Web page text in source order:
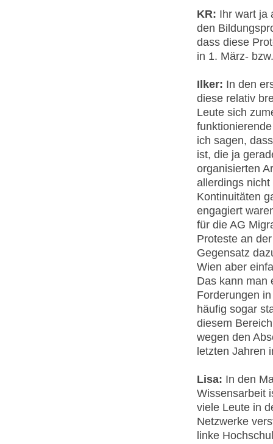
KR: Ihr wart ja
den
dass diese
in 1. März-
Ilker: In den
diese relativ
Leute sich
ich sagen,
ist, die ja
organisierten
allerdings
Kontinuitäten
engagiert
für die AG
Proteste an
Gegensatz
Wien aber
Das kann man
Forderungen
häufig sogar
diesem
wegen den
letzten Jahren
Lisa: In den
Wissensarbeit
viele Leute in
Netzwerke
linke